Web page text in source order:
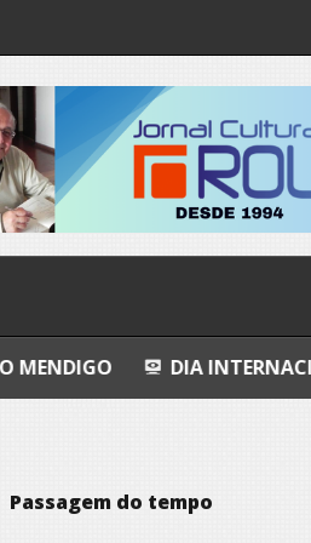
DIA INTERNACIONAL DOS
Passagem do tempo